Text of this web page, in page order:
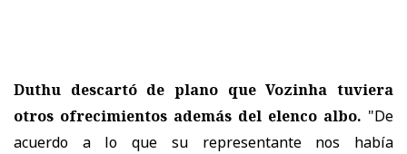
Duthu descartó de plano que Vozinha tuviera
otros ofrecimientos además del elenco albo. "De
acuerdo a lo que su representante nos había